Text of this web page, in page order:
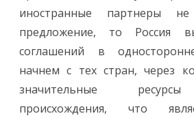
иностранные партнеры
предложение, то Россия
соглашений в
начнем с тех стран, через
значительные ресурсы
происхождения, что